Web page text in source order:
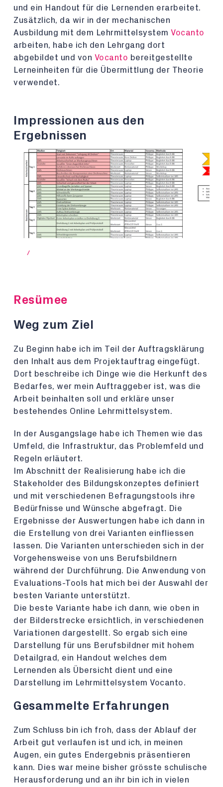
und ein Handout für die Lernenden erarbeitet.
Zusätzlich, da wir in der mechanischen
Ausbildung mit dem Lehrmittelsystem Vocanto
arbeiten, habe ich den Lehrgang dort
abgebildet und von Vocanto bereitgestellte
Lerneinheiten für die Übermittlung der Theorie
verwendet.
Impressionen aus den
Ergebnissen
/
Resümee
Weg zum Ziel
Zu Beginn habe ich im Teil der Auftragsklärung
den Inhalt aus dem Projektauftrag eingefügt.
Dort beschreibe ich Dinge wie die Herkunft des
Bedarfes, wer mein Auftraggeber ist, was die
Arbeit beinhalten soll und erkläre unser
bestehendes Online Lehrmittelsystem.
In der Ausgangslage habe ich Themen wie das
Umfeld, die Infrastruktur, das Problemfeld und
Regeln erläutert.
Im Abschnitt der Realisierung habe ich die
Stakeholder des Bildungskonzeptes definiert
und mit verschiedenen Befragungstools ihre
Bedürfnisse und Wünsche abgefragt. Die
Ergebnisse der Auswertungen habe ich dann in
die Erstellung von drei Varianten einfliessen
lassen. Die Varianten unterschieden sich in der
Vorgehensweise von uns Berufsbildnern
während der Durchführung. Die Anwendung von
Evaluations-Tools hat mich bei der Auswahl der
besten Variante unterstützt.
Die beste Variante habe ich dann, wie oben in
der Bilderstrecke ersichtlich, in verschiedenen
Variationen dargestellt. So ergab sich eine
Darstellung für uns Berufsbildner mit hohem
Detailgrad, ein Handout welches dem
Lernenden als Übersicht dient und eine
Darstellung im Lehrmittelsystem Vocanto.
Gesammelte Erfahrungen
Zum Schluss bin ich froh, dass der Ablauf der
Arbeit gut verlaufen ist und ich, in meinen
Augen, ein gutes Endergebnis präsentieren
kann. Dies war meine bisher grösste schulische
Herausforderung und an ihr bin ich in vielen